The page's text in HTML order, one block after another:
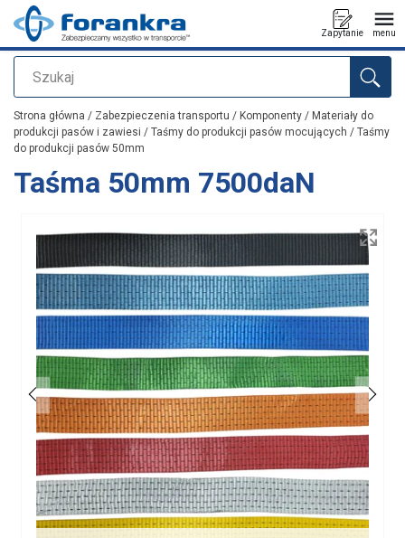
Szukaj
Zapytanie menu
Dodano do zapytania
Strona główna / Zabezpieczenia transportu / Komponenty / Materiały do
produkcji pasów i zawiesi / Taśmy do produkcji pasów mocujących / Taśmy
do produkcji pasów 50mm
Taśma 50mm 7500daN